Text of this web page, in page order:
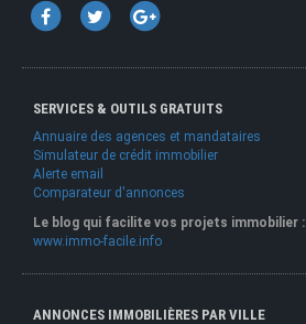
SERVICES & OUTILS GRATUITS
Annuaire des agences et mandataires
Simulateur de crédit immobilier
Alerte email
Comparateur d'annonces
Le blog qui facilite vos projets immobilier :
www.immo-facile.info
ANNONCES IMMOBILIÈRES PAR VILLE